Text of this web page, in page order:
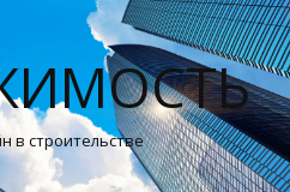
в строительстве